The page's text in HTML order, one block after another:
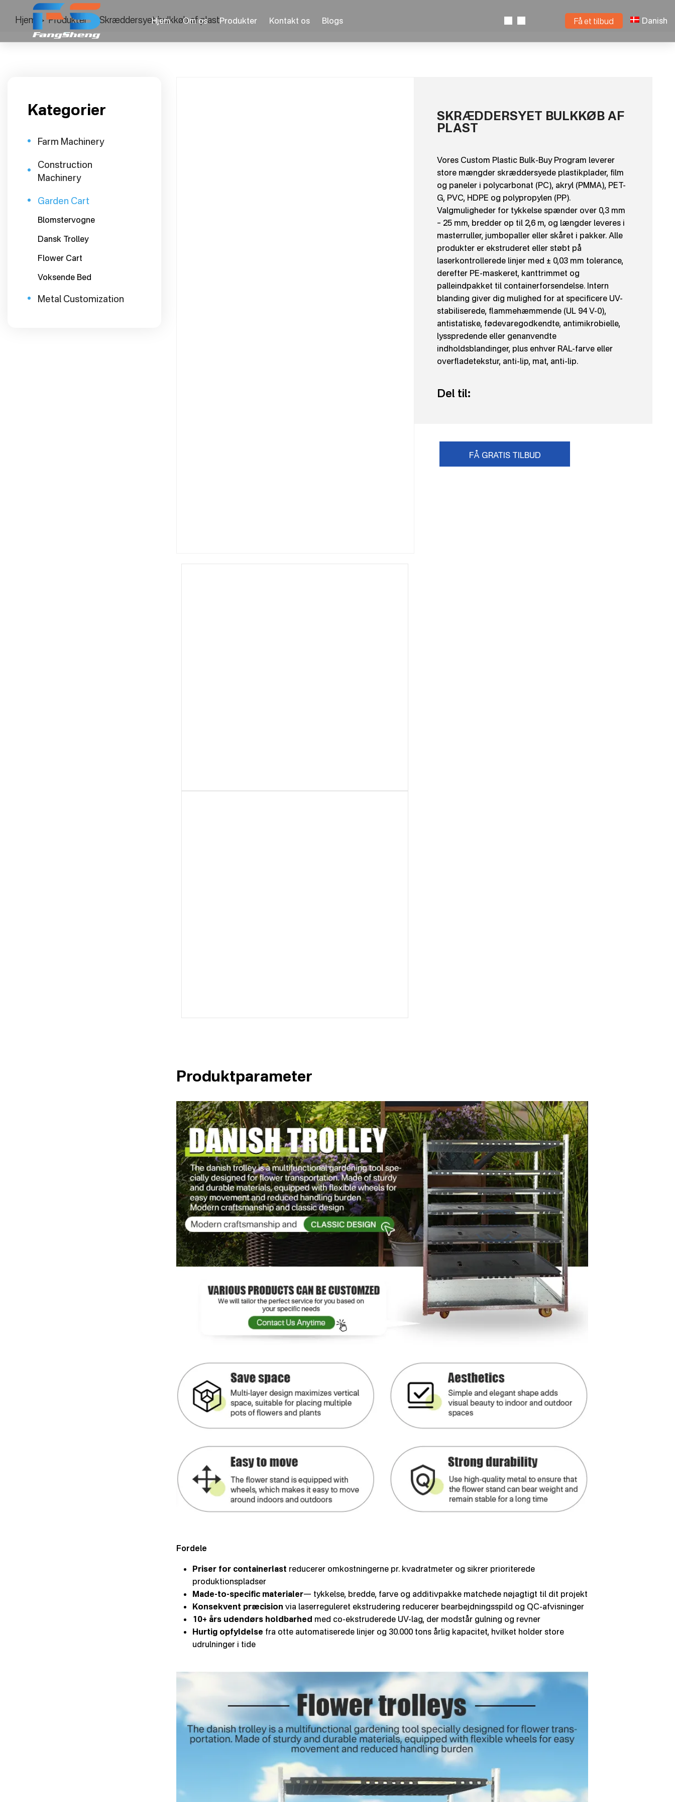
Hjem Om os Produkter Kontakt os Blogs Få et tilbud Danish
Hjem > Produkter Skræddersyet bulkkøb af plast
Kategorier
Farm Machinery
Construction
Machinery
Garden Cart
Blomstervogne
Dansk Trolley
Flower Cart
Voksende Bed
Metal Customization
SKRÆDDERSYET BULKKØB AF
PLAST
Vores Custom Plastic Bulk-Buy Program leverer
store mængder skræddersyede plastikplader, film
og paneler i polycarbonat (PC), akryl (PMMA), PET-
G, PVC, HDPE og polypropylen (PP).
Valgmuligheder for tykkelse spænder over 0,3 mm
– 25 mm, bredder op til 2,6 m, og længder leveres i
masterruller, jumbopaller eller skåret i pakker. Alle
produkter er ekstruderet eller støbt på
laserkontrollerede linjer med ± 0,03 mm tolerance,
derefter PE-maskeret, kanttrimmet og
palleindpakket til containerforsendelse. Intern
blanding giver dig mulighed for at specificere UV-
stabiliserede, flammehæmmende (UL 94 V-0),
antistatiske, fødevaregodkendte, antimikrobielle,
lysspredende eller genanvendte
indholdsblandinger, plus enhver RAL-farve eller
overfladetekstur, anti-lip, mat, anti-lip.
Del til:
FÅ GRATIS TILBUD
Produktparameter
Fordele
Priser for containerlast reducerer omkostningerne pr. kvadratmeter og sikrer prioriterede
produktionspladser
Made-to-specific materialer— tykkelse, bredde, farve og additivpakke matchede nøjagtigt til dit projekt
Konsekvent præcision via laserreguleret ekstrudering reducerer bearbejdningsspild og QC-afvisninger
10+ års udendørs holdbarhed med co-ekstruderede UV-lag, der modstår gulning og revner
Hurtig opfyldelse fra otte automatiserede linjer og 30.000 tons årlig kapacitet, hvilket holder store
udrulninger i tide